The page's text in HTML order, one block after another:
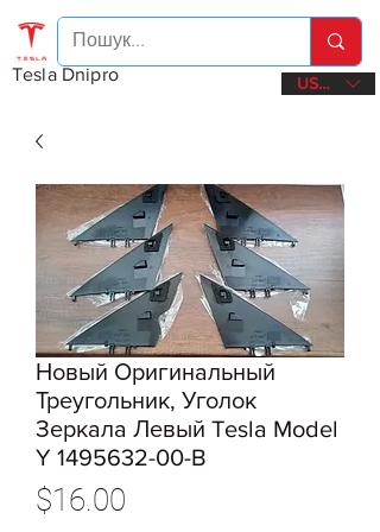
Tesla Dnipro USD ($)
Новый Оригинальный
Треугольник, Уголок
Зеркала Левый Tesla Model
Y 1495632-00-B
$16.00